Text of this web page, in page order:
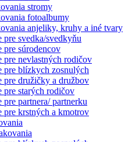
stromy
fotoalbumy
anjeliky, kruhy a iné tvary
pre svedka/svedkyňu
pre súrodencov
pre nevlastných rodičov
pre blízkych zosnulých
pre družičky a družbov
pre starých rodičov
pre partnera/ partnerku
pre krstných a kmotrov